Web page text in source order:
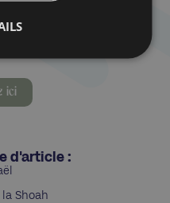
de la semaine
ici
d'article :
Shoah